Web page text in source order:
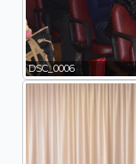
DSC_0006